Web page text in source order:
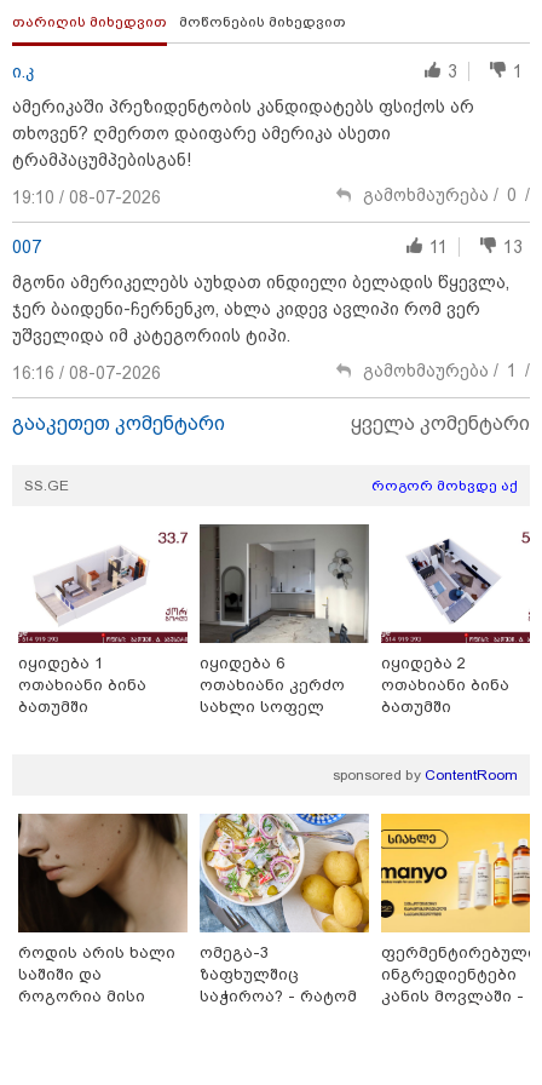
წააქეზა ნია იმნაძემ ალექსანდრე გაბაშვილი? ერთი
ოჯახის ენით აღუწერელი ტკივილი არ შეიძლება
გახდეს მეორე ოჯახის 16 წლის ბავშვის საჯაროდ
"ის ამბავი ხომ გახსოვთ, ნიკა მელიას რომ თავს
პროკურატურა 126-ე მუხლის პირველი ნაწილით
ბრალს წამიყენებს" - ცოტნე მირცხულავა
18:51 / 08-08-2026
დამესხნენ - ასფალტზე თავი მრავალჯერ
დამარტყმევინეს, მირტყეს მუშტები" - რას ჰყვება
კურიერი, რომელსაც არასრულწლოვანები სასტიკად
თარიღის მიხედვით მოწონების მიხედვით
ი.კ 3
1
ამერიკაში პრეზიდენტობის კანდიდატებს ფსიქოს არ
თხოვენ? ღმერთო დაიფარე ამერიკა ასეთი
ტრამპაცუმპებისგან!
19:10 / 08-07-2026
გამოხმაურება / 0 /
007 11
13
მგონი ამერიკელებს აუხდათ ინდიელი ბელადის წყევლა,
ჯერ ბაიდენი-ჩერნენკო, ახლა კიდევ ავლიპი რომ ვერ
უშველიდა იმ კატეგორიის ტიპი.
16:16 / 08-07-2026
გამოხმაურება / 1 /
გააკეთეთ კომენტარი ყველა კომენტარი
SS.GE როგორ მოხვდე აქ
იყიდება 1
ოთახიანი ბინა
ბათუმში
იყიდება 6
ოთახიანი კერძო
სახლი სოფელ
იყიდება 2
ოთახიანი ბინა
ბათუმში
sponsored by ContentRoom
როდის არის ხალი
საშიში და
როგორია მისი
ომეგა-3
ზაფხულშიც
საჭიროა? - რატომ
ფერმენტირებული
ინგრედიენტები
კანის მოვლაში -